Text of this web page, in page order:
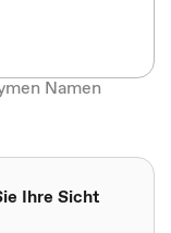
Namen
Ihre Sicht